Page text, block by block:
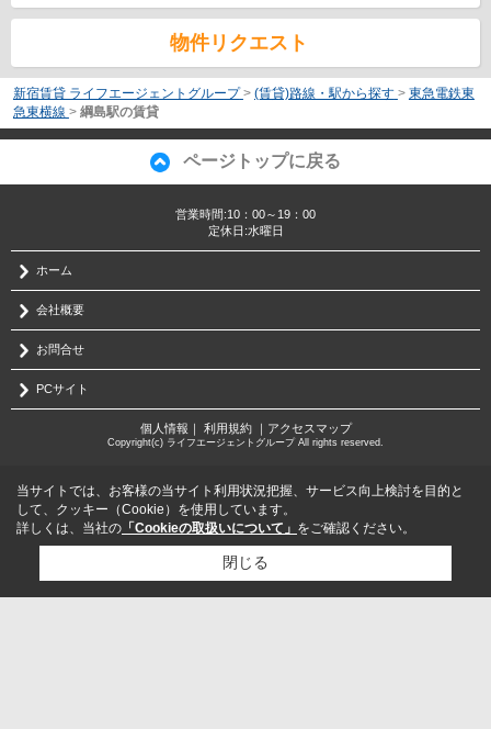
物件リクエスト
新宿賃貸 ライフエージェントグループ > (賃貸)路線・駅から探す > 東急電鉄東
急東横線 > 綱島駅の賃貸
ページトップに戻る
営業時間:10：00～19：00
定休日:水曜日
ホーム
会社概要
お問合せ
PCサイト
個人情報 ｜ 利用規約｜ アクセスマップ
Copyright(c) ライフエージェントグループ All rights reserved.
当サイトでは、お客様の当サイト利用状況把握、サービス向上検討を目的と
して、クッキー（Cookie）を使用しています。
詳しくは、当社の 「Cookieの取扱いについて」 をご確認ください。
閉じる